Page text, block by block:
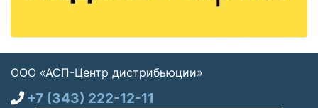
ООО «АСП-Центр дистрибьюции»
+7 (343) 222-12-11